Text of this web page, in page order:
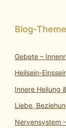
Gebete –
Heilsein-
Innere Heilung
Liebe,
Nervensystem